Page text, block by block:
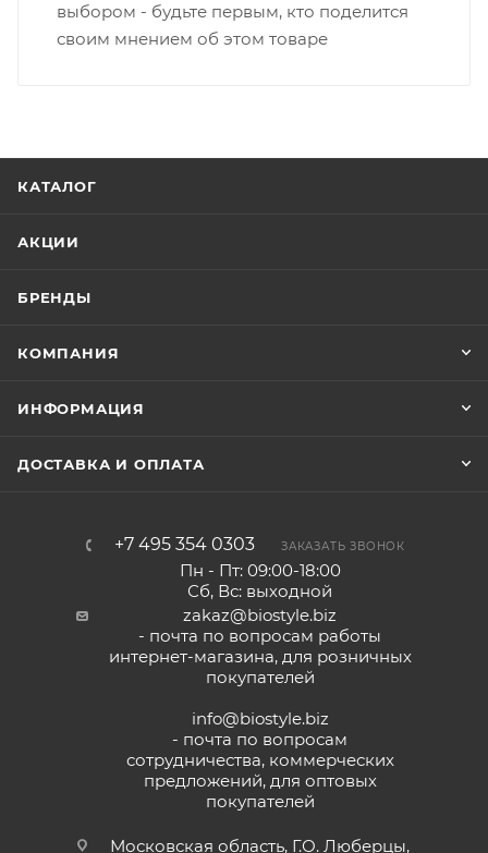
выбором - будьте первым, кто поделится
своим мнением об этом товаре
КАТАЛОГ
АКЦИИ
БРЕНДЫ
КОМПАНИЯ
ИНФОРМАЦИЯ
ДОСТАВКА И ОПЛАТА
+7 495 354 0303 ЗАКАЗАТЬ ЗВОНОК
Пн - Пт: 09:00-18:00
Сб, Вс: выходной
zakaz@biostyle.biz
- почта по вопросам работы
интернет-магазина, для розничных
покупателей
info@biostyle.biz
- почта по вопросам
сотрудничества, коммерческих
предложений, для оптовых
покупателей
Московская область, Г.О. Люберцы,